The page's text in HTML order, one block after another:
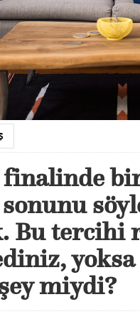
finalinde
Bu tercihi
yoksa
miydi?